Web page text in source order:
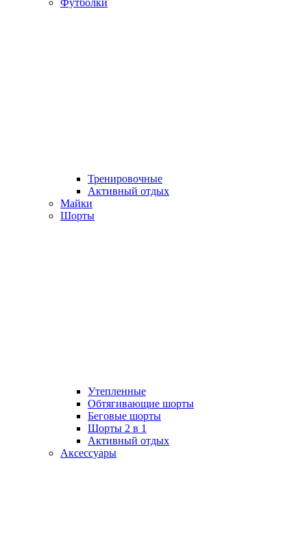
Футболки
Тренировочные
Активный отдых
Майки
Шорты
Утепленные
Обтягивающие шорты
Беговые шорты
Шорты 2 в 1
Активный отдых
Аксессуары